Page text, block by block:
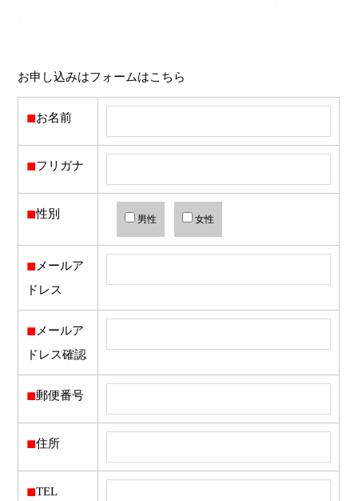
お申し込みはフォームはこちら
◼︎お名前
◼︎フリガナ
◼︎性別 男性 女性
◼︎ メールア
ドレス
◼︎ メールア
ドレス確認
◼︎郵便番号
◼︎住所
◼︎TEL